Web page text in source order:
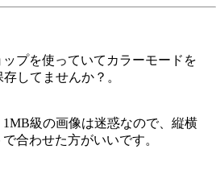
プを使っていてカラーモードを
してませんか？。
級の画像は迷惑なので、縦横
合わせた方がいいです。